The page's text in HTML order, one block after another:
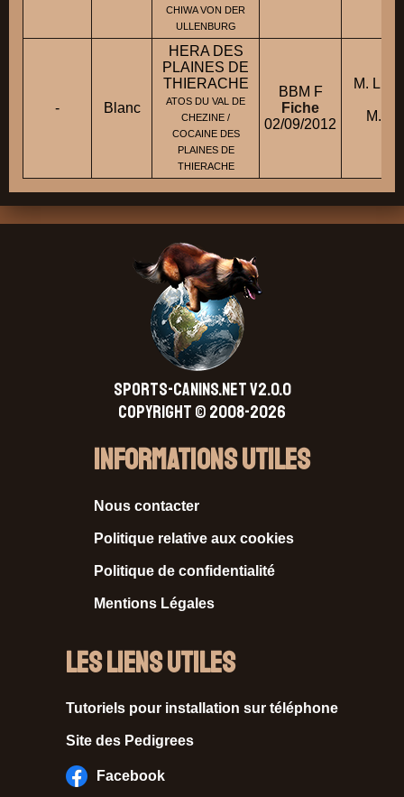
CHIWA VON DER
ULLENBURG
- Blanc
HERA DES
PLAINES DE
THIERACHE
ATOS DU VAL DE
CHEZINE /
COCAINE DES
PLAINES DE
THIERACHE
BBM F
Fiche
02/09/2012
M. LE
M.
SPORTS-CANINS.NET V2.0.0
Copyright © 2008-2026
Informations Utiles
Nous contacter
Politique relative aux cookies
Politique de confidentialité
Mentions Légales
Les liens utiles
Tutoriels pour installation sur téléphone
Site des Pedigrees
Facebook